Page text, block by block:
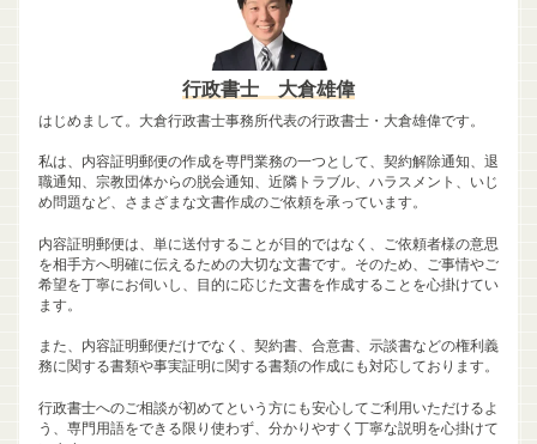
行政書士 大倉雄偉
はじめまして。大倉行政書士事務所代表の行政書士・大倉雄偉です。
私は、内容証明郵便の作成を専門業務の一つとして、契約解除通知、退
職通知、宗教団体からの脱会通知、近隣トラブル、ハラスメント、いじ
め問題など、さまざまな文書作成のご依頼を承っています。
内容証明郵便は、単に送付することが目的ではなく、ご依頼者様の意思
を相手方へ明確に伝えるための大切な文書です。そのため、ご事情やご
希望を丁寧にお伺いし、目的に応じた文書を作成することを心掛けてい
ます。
また、内容証明郵便だけでなく、契約書、合意書、示談書などの権利義
務に関する書類や事実証明に関する書類の作成にも対応しております。
行政書士へのご相談が初めてという方にも安心してご利用いただけるよ
う、専門用語をできる限り使わず、分かりやすく丁寧な説明を心掛けて